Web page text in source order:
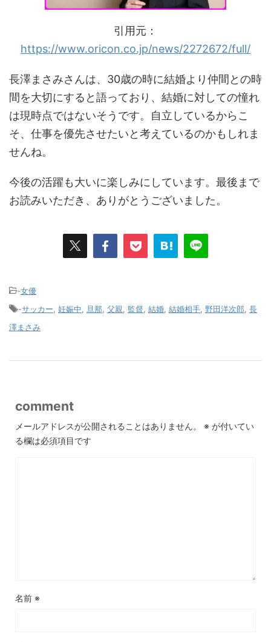
引用元：
https://www.oricon.co.jp/news/2272672/full/
長澤まさみさんは、30歳の時に結婚より仲間との時
間を大切にすると語っており、結婚に対しての憧れ
は現時点ではないそうです。自立しているからこ
そ、仕事を優先させたいと考えているのかもしれま
せんね。
今後の活躍も大いに楽しみにしています。最後まで
お読みいただき、ありがとうございました。
-女優
-サッカー 妊娠中 旦那 父親 監督 結婚 結婚相手 野田洋次郎 長
澤まさみ
comment
メールアドレスが公開されることはありません。 ※ が付いてい
る欄は必須項目です
名前 ※